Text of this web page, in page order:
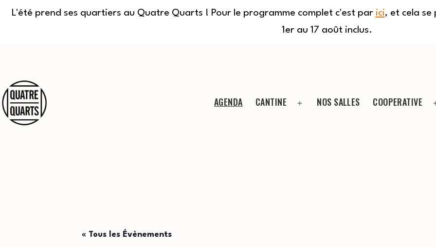
L'été prend ses quartiers au Quatre Quarts ! Pour le programme complet c'est par ici, et cela se
1er au 17 août inclus.
contenu
AGENDA CANTINE NOS SALLES COOPERATIVE
« Tous les Évènements